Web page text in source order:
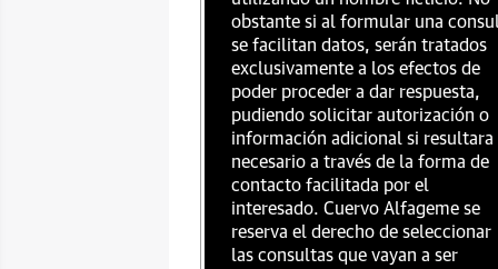
obstante si al formular una
se facilitan datos, serán tratados
exclusivamente a los efectos de
poder proceder a dar respuesta,
pudiendo solicitar autorización o
información adicional si resultara
necesario a través de la forma de
contacto facilitada por el
interesado. Cuervo Alfageme se
reserva el derecho de seleccionar
las consultas que vayan a ser